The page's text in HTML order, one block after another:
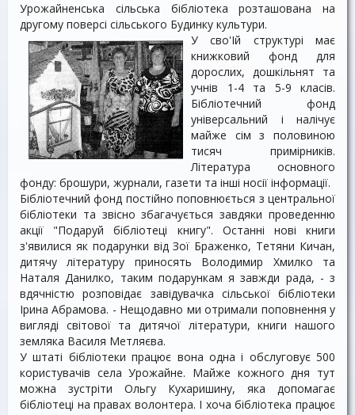
Урожайненська сільська бібліотека розташована на
другому поверсі сільського Будинку культури.
У сво'Ій структурі має
книжковий фонд для
дорослих, дошкільнят та
учнів 1-4 та 5-9 класів.
Бібліотечний фонд
універсальний і налічує
майже сім з половиною
тисяч примірників.
Література основного
фонду: брошури, журнали, газети та інші носії інформації.
Бібліотечний фонд постійно поповнюється з центральної
бібліотеки та звісно збагачується завдяки проведенню
акції "Подаруй бібліотеці книгу". Останні нові книги
з'явилися як подарунки від Зої Браженко, Тетяни Кичан,
дитячу літературу приносять Володимир Хмилко та
Наталя Данилко, таким подарункам я завжди рада, - з
вдячністю розповідає завідувачка сільської бібліотеки
Ірина Абрамова. - Нещодавно ми отримали поповнення у
вигляді світової та дитячої літератури, книги нашого
земляка Василя Метляєва.
У штаті бібліотеки працює вона одна і обслуговує 500
користувачів села Урожайне. Майже кожного дня тут
можна зустріти Ольгу Кухаришину, яка допомагає
бібліотеці на правах волонтера. І хоча бібліотека працює